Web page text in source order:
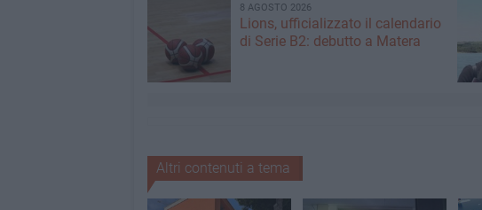
8 AGOSTO 2026
Lions, ufficializzato il calendario
di Serie B2: debutto a Matera
Altri contenuti a tema